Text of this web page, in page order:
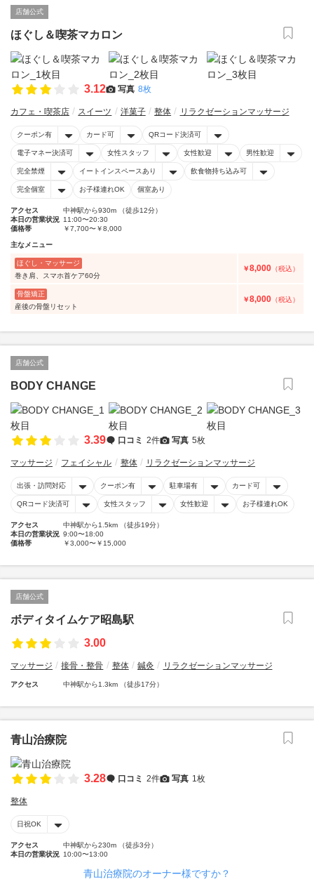
店舗公式
ほぐし＆喫茶マカロン
3.12 写真 8枚
カフェ・喫茶店 スイーツ 洋菓子 整体 リラクゼーションマッサージ
クーポン有 カード可 QRコード決済可
電子マネー決済可 女性スタッフ 女性歓迎 男性歓迎
完全禁煙 イートインスペースあり 飲食物持ち込み可
完全個室 お子様連れOK 個室あり
アクセス
中神駅から930m （徒歩12分）
本日の営業状況 11:00〜20:30
価格帯
￥7,700〜￥8,000
主なメニュー
ほぐし・マッサージ
巻き肩、スマホ首ケア60分
￥8,000 （税込）
骨盤矯正
産後の骨盤リセット
￥8,000 （税込）
店舗公式
BODY CHANGE
3.39 口コミ 2件 写真 5枚
マッサージ フェイシャル 整体 リラクゼーションマッサージ
出張・訪問対応 クーポン有 駐車場有 カード可
QRコード決済可 女性スタッフ 女性歓迎 お子様連れOK
アクセス
中神駅から1.5km （徒歩19分）
本日の営業状況 9:00〜18:00
価格帯
￥3,000〜￥15,000
店舗公式
ボディタイムケア昭島駅
3.00
マッサージ 接骨・整骨 整体 鍼灸 リラクゼーションマッサージ
アクセス 中神駅から1.3km （徒歩17分）
青山治療院
3.28 口コミ 2件 写真 1枚
整体
日祝OK
アクセス
中神駅から230m （徒歩3分）
本日の営業状況 10:00〜13:00
青山治療院のオーナー様ですか？